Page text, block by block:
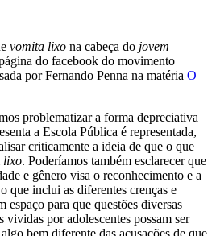
vomita lixo na cabeça do jovem
do facebook do movimento
por Fernando Penna na matéria O
problematizar a forma depreciativa
a Escola Pública é representada,
criticamente a ideia de que o que
lixo. Poderíamos também esclarecer que
e gênero visa o reconhecimento e a
que inclui as diferentes crenças e
espaço para que questões diversas
vividas por adolescentes possam ser